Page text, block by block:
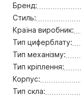
Бренд:
Стиль:
Країна виробник:
Тип циферблату:
Тип механізму:
Тип кріплення:
Корпус:
Тип скла: